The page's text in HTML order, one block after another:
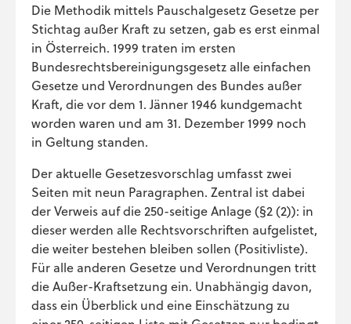
Die Methodik mittels Pauschalgesetz Gesetze per
Stichtag außer Kraft zu setzen, gab es erst einmal
in Österreich. 1999 traten im ersten
Bundesrechtsbereinigungsgesetz alle einfachen
Gesetze und Verordnungen des Bundes außer
Kraft, die vor dem 1. Jänner 1946 kundgemacht
worden waren und am 31. Dezember 1999 noch
in Geltung standen.
Der aktuelle Gesetzesvorschlag umfasst zwei
Seiten mit neun Paragraphen. Zentral ist dabei
der Verweis auf die 250-seitige Anlage (§2 (2)): in
dieser werden alle Rechtsvorschriften aufgelistet,
die weiter bestehen bleiben sollen (Positivliste).
Für alle anderen Gesetze und Verordnungen tritt
die Außer-Kraftsetzung ein. Unabhängig davon,
dass ein Überblick und eine Einschätzung zu